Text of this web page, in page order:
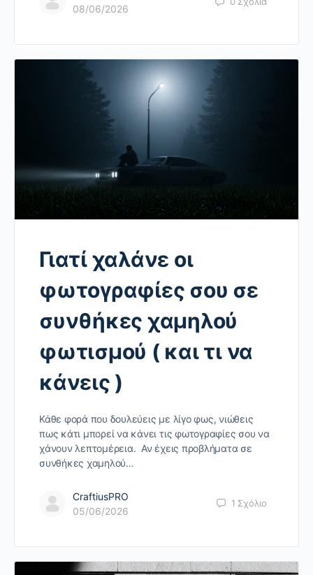
08/06/2026
Γιατί χαλάνε οι
φωτογραφίες σου σε
συνθήκες χαμηλού
φωτισμού ( και τι να
κάνεις )
Κάθε φορά που δουλεύεις με λίγο φως, νιώθεις
πως κάτι μπορεί να κάνει τις φωτογραφίες σου να
χάνουν λεπτομέρεια. Αν έχεις προβλήματα σε
συνθήκες χαμηλού…
CraftiusPRO
05/06/2026
1 Σχόλιο